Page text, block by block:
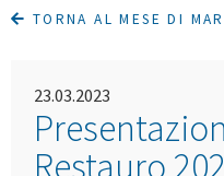
TORNA AL MESE DI
23.03.2023
Restauro